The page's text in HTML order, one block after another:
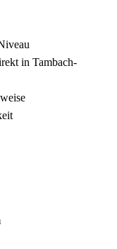
in Tambach-